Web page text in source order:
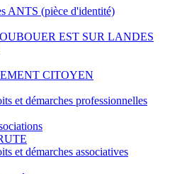
ANTS (pièce d'identité)
EST SUR LANDES
CITOYEN
et démarches professionnelles
et démarches associatives